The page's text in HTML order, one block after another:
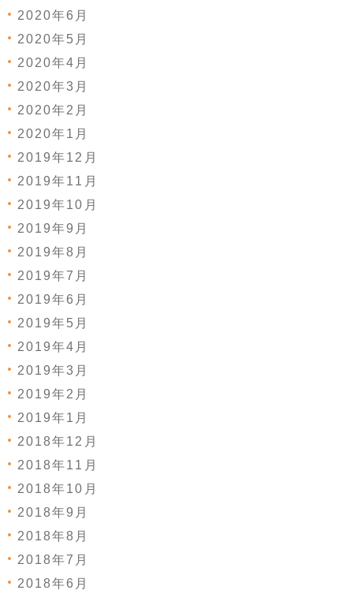
2020年6月
2020年5月
2020年4月
2020年3月
2020年2月
2020年1月
2019年12月
2019年11月
2019年10月
2019年9月
2019年8月
2019年7月
2019年6月
2019年5月
2019年4月
2019年3月
2019年2月
2019年1月
2018年12月
2018年11月
2018年10月
2018年9月
2018年8月
2018年7月
2018年6月